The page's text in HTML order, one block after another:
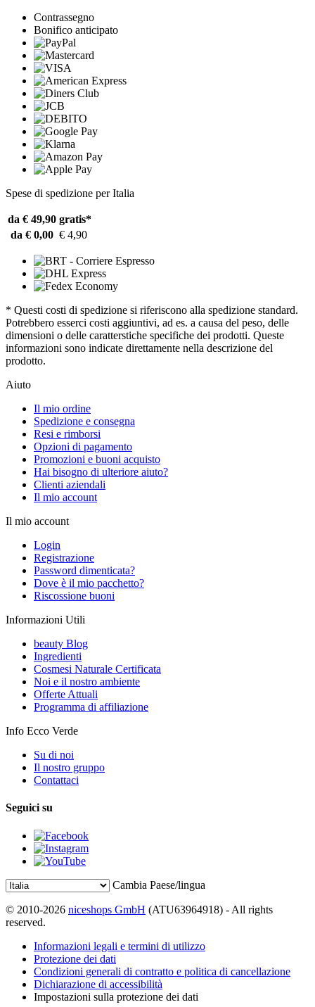
Contrassegno
Bonifico anticipato
Spese di spedizione per Italia
da € 49,90 gratis*
da € 0,00 € 4,90
* Questi costi di spedizione si riferiscono alla spedizione standard.
Potrebbero esserci costi aggiuntivi, ad es. a causa del peso, delle
dimensioni o delle caratterstiche specifiche dei prodotti. Queste
informazioni sono indicate direttamente nella descrizione del
prodotto.
Aiuto
Il mio ordine
Spedizione e consegna
Resi e rimborsi
Opzioni di pagamento
Promozioni e buoni acquisto
Hai bisogno di ulteriore aiuto?
Clienti aziendali
Il mio account
Il mio account
Login
Registrazione
Password dimenticata?
Dove è il mio pacchetto?
Riscossione buoni
Informazioni Utili
beauty Blog
Ingredienti
Cosmesi Naturale Certificata
Noi e il nostro ambiente
Offerte Attuali
Programma di affiliazione
Info Ecco Verde
Su di noi
Il nostro gruppo
Contattaci
Seguici su
Cambia Paese/lingua
© 2010-2026 niceshops GmbH (ATU63964918) - All rights
reserved.
Informazioni legali e termini di utilizzo
Protezione dei dati
Condizioni generali di contratto e politica di cancellazione
Dichiarazione di accessibilità
Impostazioni sulla protezione dei dati